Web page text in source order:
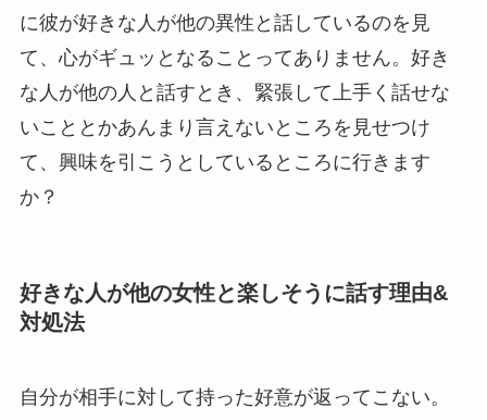
に彼が好きな人が他の異性と話しているのを見
て、心がギュッとなることってありません。好き
な人が他の人と話すとき、緊張して上手く話せな
いこととかあんまり言えないところを見せつけ
て、興味を引こうとしているところに行きます
か？
好きな人が他の女性と楽しそうに話す理由&
対処法
自分が相手に対して持った好意が返ってこない。